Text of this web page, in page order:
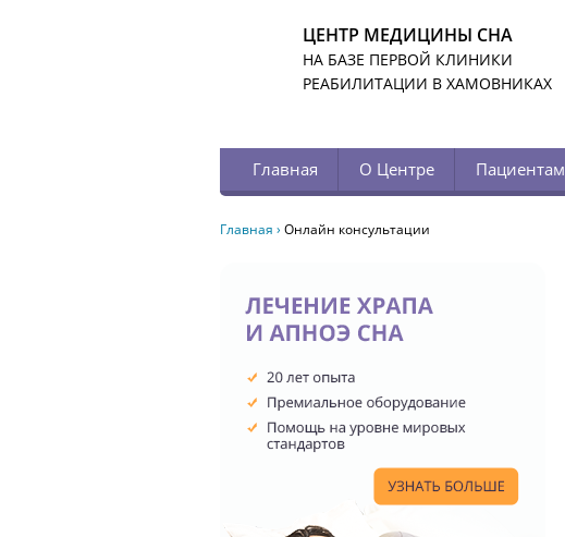
ЦЕНТР МЕДИЦИНЫ СНА
НА БАЗЕ ПЕРВОЙ КЛИНИКИ
РЕАБИЛИТАЦИИ В ХАМОВНИКАХ
Главная О Центре Пациентам
Главная › Онлайн консультации